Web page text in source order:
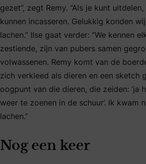
gezet”, zegt Remy. “Als je kunt
kunnen incasseren. Gelukkig konden
lachen.” Ilse gaat verder: “We kennen
zestiende, zijn van pubers samen
volwassenen. Remy komt van de
zich verkleed als dieren en een sketch
oogpunt van die dieren, die zeiden: ‘ja
weer te zoenen in de schuur’. Ik kwam
lachen.”
Nog een keer